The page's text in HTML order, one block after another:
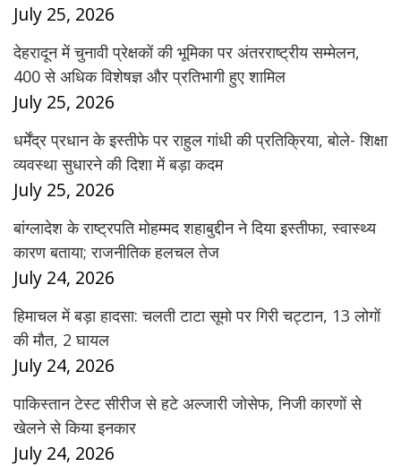
July 25, 2026
देहरादून में चुनावी प्रेक्षकों की भूमिका पर अंतरराष्ट्रीय सम्मेलन,
400 से अधिक विशेषज्ञ और प्रतिभागी हुए शामिल
July 25, 2026
धर्मेंद्र प्रधान के इस्तीफे पर राहुल गांधी की प्रतिक्रिया, बोले- शिक्षा
व्यवस्था सुधारने की दिशा में बड़ा कदम
July 25, 2026
बांग्लादेश के राष्ट्रपति मोहम्मद शहाबुद्दीन ने दिया इस्तीफा, स्वास्थ्य
कारण बताया; राजनीतिक हलचल तेज
July 24, 2026
हिमाचल में बड़ा हादसा: चलती टाटा सूमो पर गिरी चट्टान, 13 लोगों
की मौत, 2 घायल
July 24, 2026
पाकिस्तान टेस्ट सीरीज से हटे अल्जारी जोसेफ, निजी कारणों से
खेलने से किया इनकार
July 24, 2026